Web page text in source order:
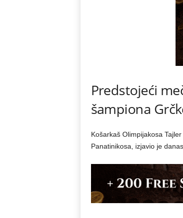
Predstojeći
šampiona
Košarkaš Olimpijakosa
Panatinikosa, izjavio je